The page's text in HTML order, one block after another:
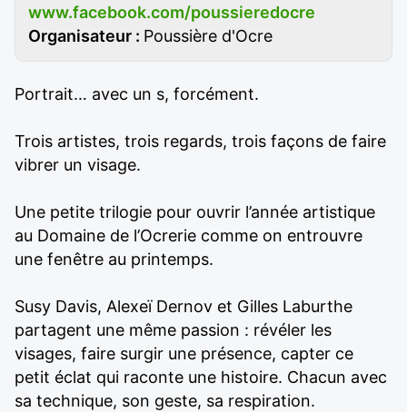
www.facebook.com/poussieredocre
Organisateur : Poussière d'Ocre
Portrait… avec un s, forcément.
Trois artistes, trois regards, trois façons de faire
vibrer un visage.
Une petite trilogie pour ouvrir l’année artistique
au Domaine de l’Ocrerie comme on entrouvre
une fenêtre au printemps.
Susy Davis, Alexeï Dernov et Gilles Laburthe
partagent une même passion : révéler les
visages, faire surgir une présence, capter ce
petit éclat qui raconte une histoire. Chacun avec
sa technique, son geste, sa respiration.